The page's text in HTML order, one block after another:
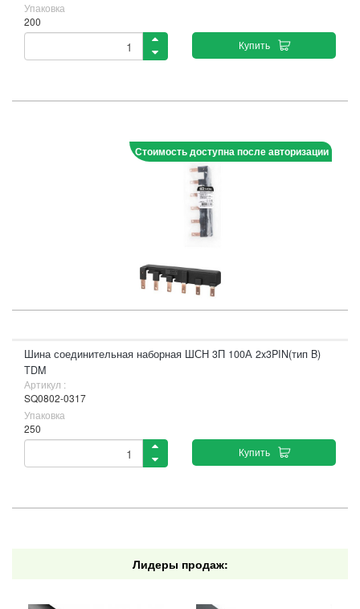
Упаковка
200
Купить
Стоимость доступна после авторизации
Шина соединительная наборная ШСН 3П 100А 2x3PIN(тип B)
TDM
Артикул :
SQ0802-0317
Упаковка
250
Купить
Лидеры продаж: